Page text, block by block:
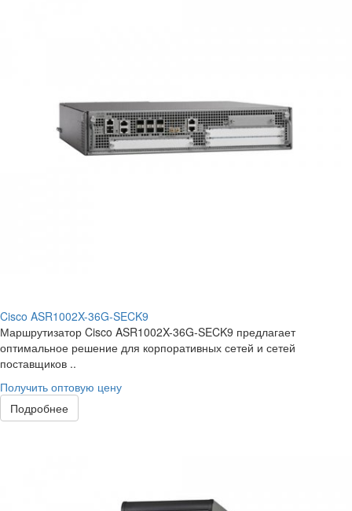
Cisco ASR1002X-36G-SECK9
Маршрутизатор Cisco ASR1002X-36G-SECK9 предлагает
оптимальное решение для корпоративных сетей и сетей
поставщиков ..
Получить оптовую цену
Подробнее